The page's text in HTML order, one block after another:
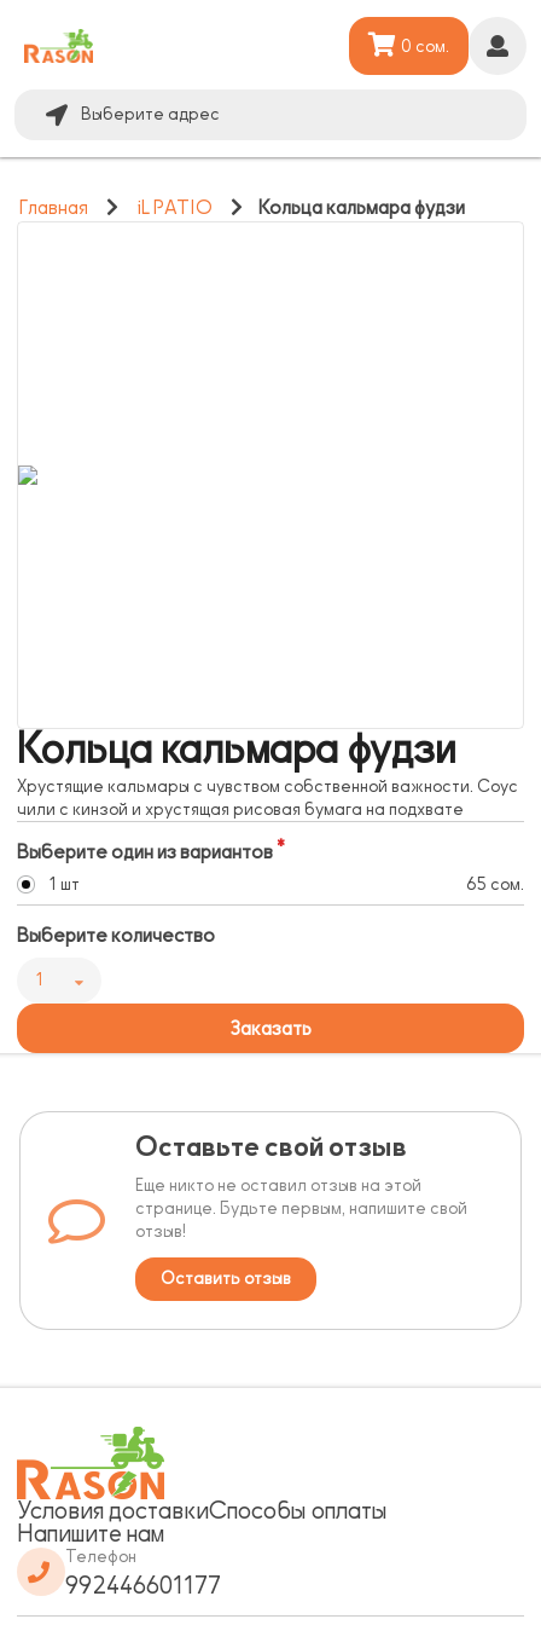
Выберите адрес
0 сом.
Главная iL PATIO Кольца кальмара фудзи
Кольца кальмара фудзи
Хрустящие кальмары с чувством собственной важности. Соус
чили с кинзой и хрустящая рисовая бумага на подхвате
Выберите один из вариантов
1 шт 65 сом.
Выберите количество
1
Заказать
Оставьте свой отзыв
Еще никто не оставил отзыв на этой
странице. Будьте первым, напишите свой
отзыв!
Оставить отзыв
Условия доставкиСпособы оплаты
Напишите нам
Телефон
992446601177